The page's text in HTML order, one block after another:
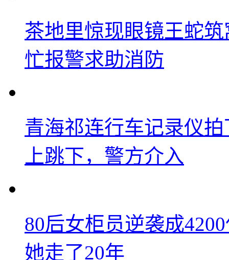
茶地里惊现眼镜王蛇
忙报警求助消防
青海祁连行车记录仪
上跳下，警方介入
80后女柜员逆袭成
她走了20年